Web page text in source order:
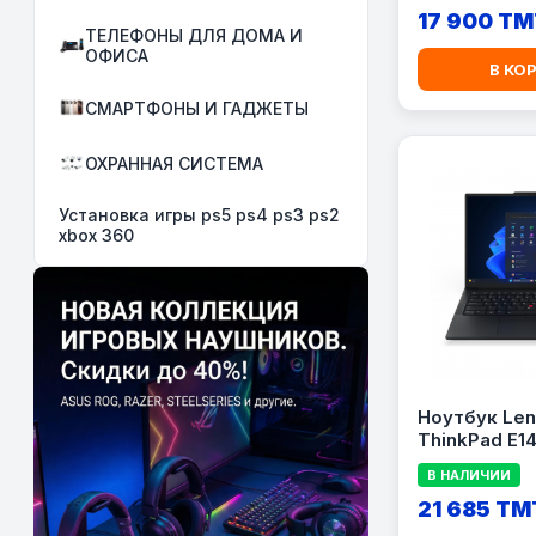
ТЕЛЕФОНЫ ДЛЯ ДОМА И
ОФИСА
СМАРТФОНЫ И ГАДЖЕТЫ
ОХРАННАЯ СИСТЕМА
Установка игры ps5 ps4 ps3 ps2
xbox 360
Full HD+,
Mystic Silver
17 900
В
Ноутбук
ThinkPad
Core Ultra 7
RAM, 512GB
14.0\&quot;
В НАЛИЧИИ
21 685